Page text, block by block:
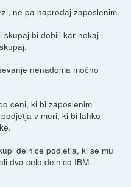
ne pa naprodaj zaposlenim.
skupaj bi dobili kar nekaj
nenadoma močno
ceni, ki bi zaposlenim
v meri, ki bi lahko
delnice podjetja, ki se mu
dva celo delnico IBM.